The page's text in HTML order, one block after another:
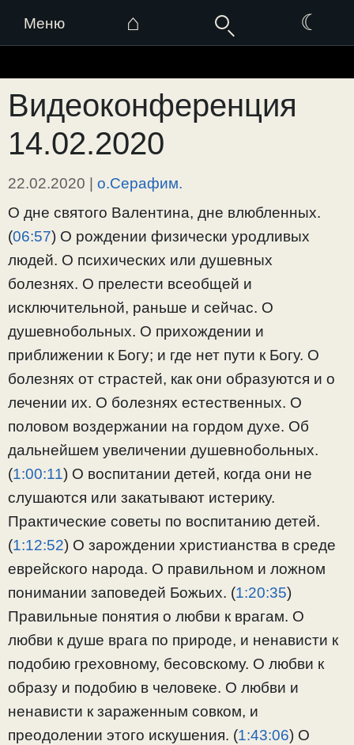
Меню ⌂ ☾
к
содержимому
Видеоконференция
14.02.2020
22.02.2020 | о.Серафим.
О дне святого Валентина, дне влюбленных.
(06:57) О рождении физически уродливых
людей. О психических или душевных
болезнях. О прелести всеобщей и
исключительной, раньше и сейчас. О
душевнобольных. О прихождении и
приближении к Богу; и где нет пути к Богу. О
болезнях от страстей, как они образуются и о
лечении их. О болезнях естественных. О
половом воздержании на гордом духе. Об
дальнейшем увеличении душевнобольных.
(1:00:11) О воспитании детей, когда они не
слушаются или закатывают истерику.
Практические советы по воспитанию детей.
(1:12:52) О зарождении христианства в среде
еврейского народа. О правильном и ложном
понимании заповедей Божьих. (1:20:35)
Правильные понятия о любви к врагам. О
любви к душе врага по природе, и ненависти к
подобию греховному, бесовскому. О любви к
образу и подобию в человеке. О любви и
ненависти к зараженным совком, и
преодолении этого искушения. (1:43:06) О